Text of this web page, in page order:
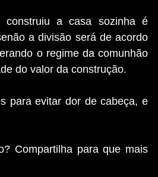
construiu a casa sozinha é
a divisão será de acordo
o regime da comunhão
do valor da construção.
para evitar dor de cabeça, e
Compartilha para que mais